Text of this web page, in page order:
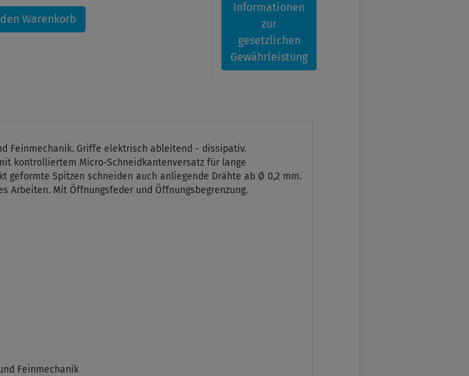
Warenkorb
Informationen
zur
gesetzlichen
Gewährleistung
Feinmechanik. Griffe elektrisch ableitend - dissipativ.
kontrolliertem Micro-Schneidkantenversatz für lange
geformte Spitzen schneiden auch anliegende Drähte ab Ø 0,2 mm.
Arbeiten. Mit Öffnungsfeder und Öffnungsbegrenzung.
Feinmechanik